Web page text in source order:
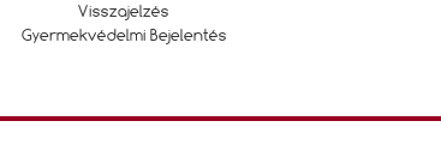
Visszajelzés
Gyermekvédelmi Bejelentés